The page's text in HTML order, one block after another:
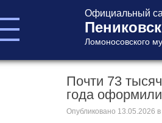
Официальный
Ломоносовского
Почти 73
года
Опубликовано 13.05.2026